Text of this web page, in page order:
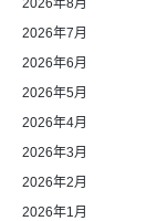
2026年7月
2026年6月
2026年5月
2026年4月
2026年3月
2026年2月
2026年1月